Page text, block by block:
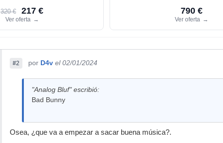
320 € 217 €
Ver oferta →
790 €
Ver oferta →
#2 por D4v el 02/01/2024
"Analog Bluf" escribió:
Bad Bunny
Osea, ¿que va a empezar a sacar buena música?.